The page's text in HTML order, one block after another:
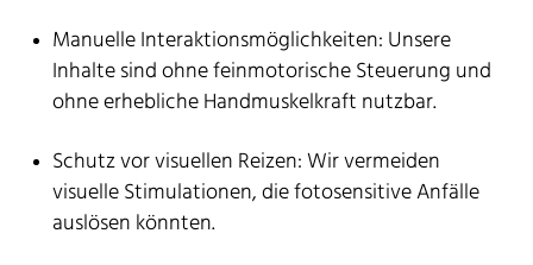
Manuelle Interaktionsmöglichkeiten: Unsere
Inhalte sind ohne feinmotorische Steuerung und
ohne erhebliche Handmuskelkraft nutzbar.
Schutz vor visuellen Reizen: Wir vermeiden
visuelle Stimulationen, die fotosensitive Anfälle
auslösen könnten.